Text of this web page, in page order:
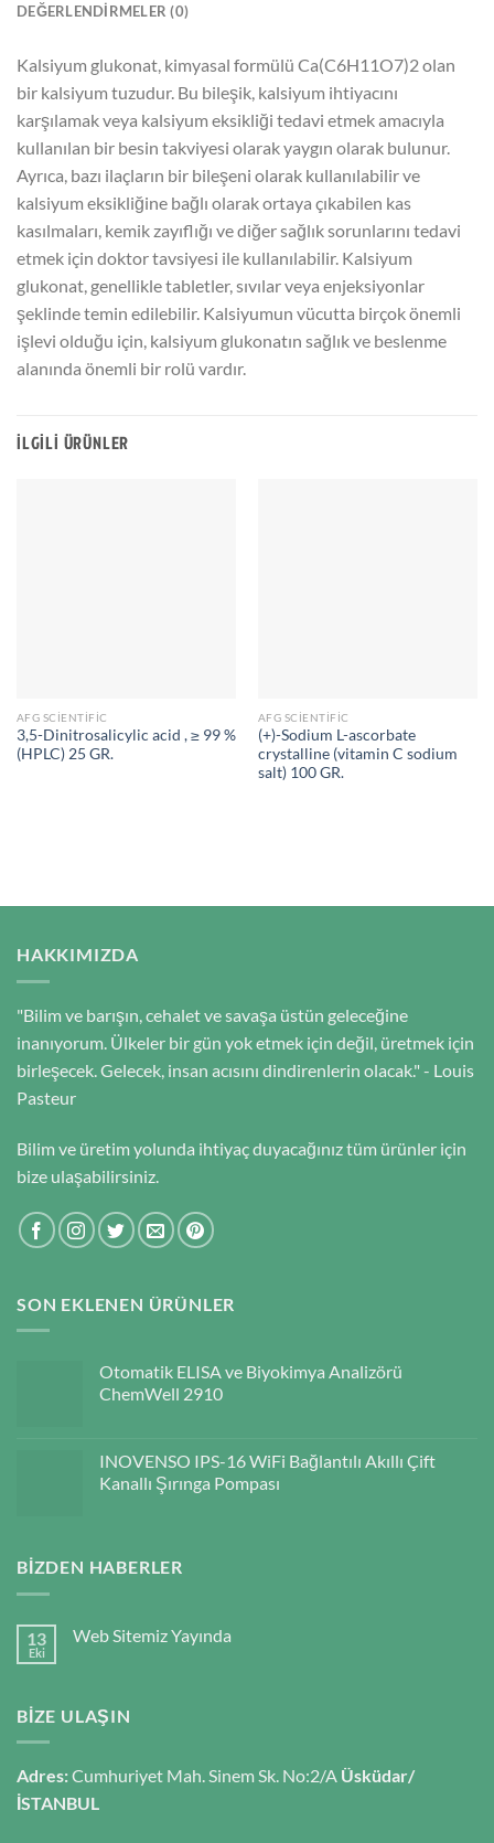
DEĞERLENDIRMELER (0)
Kalsiyum glukonat, kimyasal formülü Ca(C6H11O7)2 olan
bir kalsiyum tuzudur. Bu bileşik, kalsiyum ihtiyacını
karşılamak veya kalsiyum eksikliği tedavi etmek amacıyla
kullanılan bir besin takviyesi olarak yaygın olarak bulunur.
Ayrıca, bazı ilaçların bir bileşeni olarak kullanılabilir ve
kalsiyum eksikliğine bağlı olarak ortaya çıkabilen kas
kasılmaları, kemik zayıflığı ve diğer sağlık sorunlarını tedavi
etmek için doktor tavsiyesi ile kullanılabilir. Kalsiyum
glukonat, genellikle tabletler, sıvılar veya enjeksiyonlar
şeklinde temin edilebilir. Kalsiyumun vücutta birçok önemli
işlevi olduğu için, kalsiyum glukonatın sağlık ve beslenme
alanında önemli bir rolü vardır.
İLGILI ÜRÜNLER
AFG SCIENTIFIC
3,5-Dinitrosalicylic acid , ≥ 99 %
(HPLC) 25 GR.
AFG SCIENTIFIC
(+)-Sodium L-ascorbate
crystalline (vitamin C sodium
salt) 100 GR.
HAKKIMIZDA
"Bilim ve barışın, cehalet ve savaşa üstün geleceğine
inanıyorum. Ülkeler bir gün yok etmek için değil, üretmek için
birleşecek. Gelecek, insan acısını dindirenlerin olacak." - Louis
Pasteur
Bilim ve üretim yolunda ihtiyaç duyacağınız tüm ürünler için
bize ulaşabilirsiniz.
SON EKLENEN ÜRÜNLER
Otomatik ELISA ve Biyokimya Analizörü
ChemWell 2910
INOVENSO IPS-16 WiFi Bağlantılı Akıllı Çift
Kanallı Şırınga Pompası
BIZDEN HABERLER
13
Eki
Web Sitemiz Yayında
BIZE ULAŞIN
Adres:Cumhuriyet Mah. Sinem Sk. No:2/A Üsküdar/
İSTANBUL